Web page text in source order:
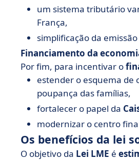
um sistema tributário
França,
simplificação da
Financiamento da
Por fim, para incentivar o
estender o esquema de
poupança das famílias,
fortalecer o papel da
modernizar o centro
Os benefícios da lei
O objetivo da Lei LME é